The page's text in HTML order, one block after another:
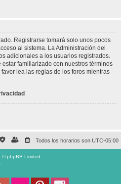
Registrarse tomará solo unos pocos
al sistema. La Administración del
adicionales a los usuarios registrados.
familiarizado con nuestros términos
lea las reglas de los foros mientras
Todos los horarios son UTC-05:00
© phpBB Limited